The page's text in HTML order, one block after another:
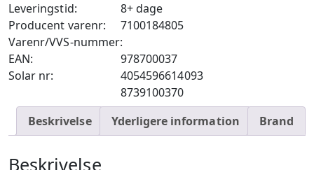
Leveringstid:
8+ dage
Producent varenr:
7100184805
Varenr/VVS-nummer:
978700037
EAN:
4054596614093
Solar nr:
8739100370
Beskrivelse
Yderligere information Brand
Beskrivelse